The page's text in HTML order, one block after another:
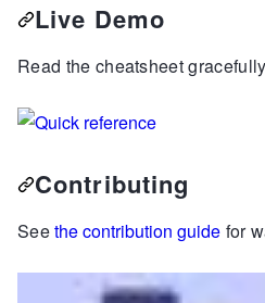
Live Demo
Read the cheatsheet gracefully
Contributing
Seethe contribution guide for